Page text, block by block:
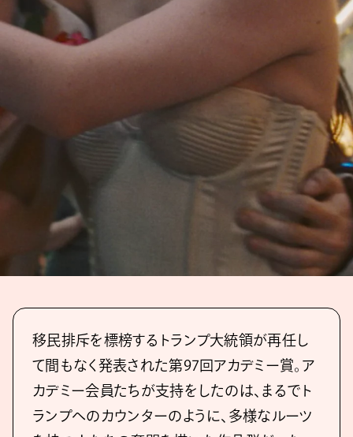
移民排斥を標榜するトランプ大統領が再任し
て間もなく発表された第97回アカデミー賞。ア
カデミー会員たちが支持をしたのは、まるでト
ランプへのカウンターのように、多様なルーツ